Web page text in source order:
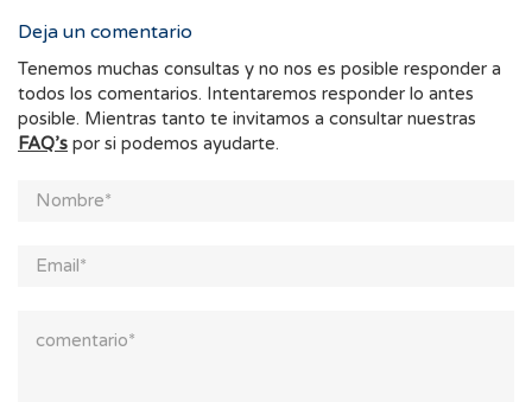
Deja un comentario
Tenemos muchas consultas y no nos es posible responder a
todos los comentarios. Intentaremos responder lo antes
posible. Mientras tanto te invitamos a consultar nuestras
FAQ’s por si podemos ayudarte.